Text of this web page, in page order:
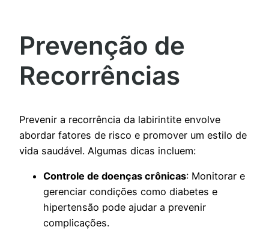
Prevenção de
Recorrências
Prevenir a recorrência da labirintite envolve
abordar fatores de risco e promover um estilo de
vida saudável. Algumas dicas incluem:
Controle de doenças crônicas: Monitorar e
gerenciar condições como diabetes e
hipertensão pode ajudar a prevenir
complicações.